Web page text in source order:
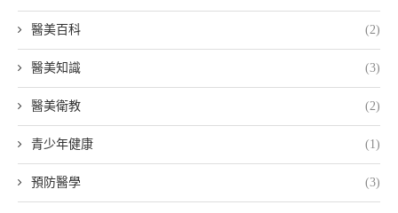
醫美百科 (2)
醫美知識 (3)
醫美衛教 (2)
青少年健康 (1)
預防醫學 (3)